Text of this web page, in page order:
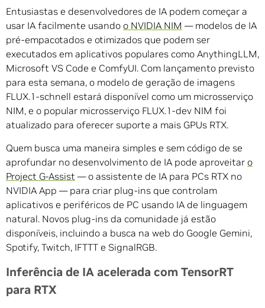
Entusiastas e desenvolvedores de IA podem começar a
usar IA facilmente usando o NVIDIA NIM — modelos de IA
pré-empacotados e otimizados que podem ser
executados em aplicativos populares como AnythingLLM,
Microsoft VS Code e ComfyUI. Com lançamento previsto
para esta semana, o modelo de geração de imagens
FLUX.1-schnell estará disponível como um microsserviço
NIM, e o popular microsserviço FLUX.1-dev NIM foi
atualizado para oferecer suporte a mais GPUs RTX.
Quem busca uma maneira simples e sem código de se
aprofundar no desenvolvimento de IA pode aproveitar o
Project G-Assist — o assistente de IA para PCs RTX no
NVIDIA App — para criar plug-ins que controlam
aplicativos e periféricos de PC usando IA de linguagem
natural. Novos plug-ins da comunidade já estão
disponíveis, incluindo a busca na web do Google Gemini,
Spotify, Twitch, IFTTT e SignalRGB.
Inferência de IA acelerada com TensorRT
para RTX